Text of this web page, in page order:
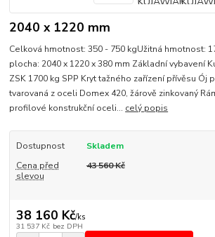
2040 x 1220 mm
Celková hmotnost: 350 - 750 kgUžitná hmotnost:
plocha: 2040 x 1220 x 380 mm Základní vybavení
ZSK 1700 kg SPP Kryt tažného zařízení přívěsu Ój
tvarovaná z oceli Domex 420, žárově zinkovaný
profilové konstrukční oceli... celý popis
Dostupnost
Skladem
Cena před
slevou
43 560 Kč
38 160 Kč/ks
31 537 Kč bez DPH